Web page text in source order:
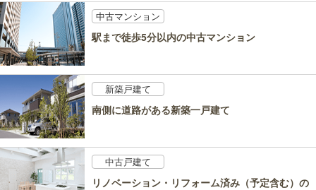
中古マンション
駅まで徒歩5分以内の中古マンション
新築戸建て
南側に道路がある新築一戸建て
中古戸建て
リノベーション・リフォーム済み（予定含む）の